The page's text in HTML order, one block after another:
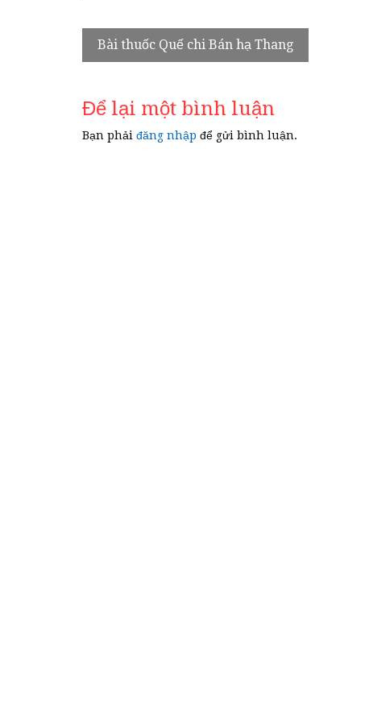
Điều
hướng
bài
viết
Bài thuốc Quế chi Bán hạ Thang
Để lại một bình luận
Bạn phải đăng nhập để gửi bình luận.